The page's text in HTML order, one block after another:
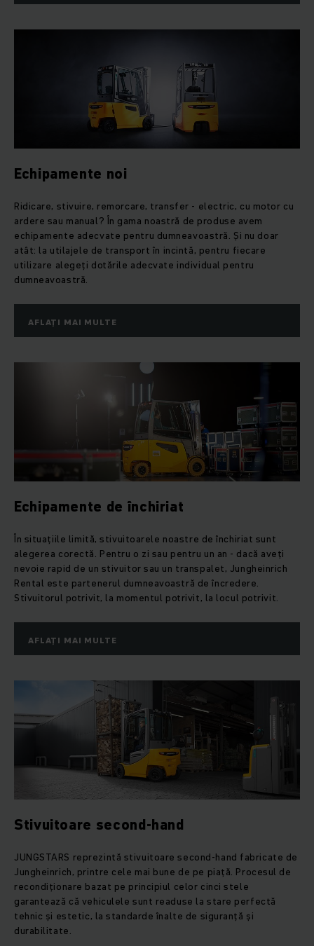
Echipamente noi
Ridicare, stivuire, remorcare, transfer - electric, cu motor cu
ardere sau manual? În gama noastră de produse avem
echipamente adecvate pentru dumneavoastră. Și nu doar
atât: la utilajele de transport în incintă, pentru fiecare
utilizare alegeți dotările adecvate individual pentru
dumneavoastră.
AFLAȚI MAI MULTE
Echipamente de închiriat
În situațiile limită, stivuitoarele noastre de închiriat sunt
alegerea corectă. Pentru o zi sau pentru un an - dacă aveți
nevoie rapid de un stivuitor sau un transpalet, Jungheinrich
Rental este partenerul dumneavoastră de încredere.
Stivuitorul potrivit, la momentul potrivit, la locul potrivit.
AFLAȚI MAI MULTE
Stivuitoare second-hand
JUNGSTARS reprezintă stivuitoare second-hand fabricate de
Jungheinrich, printre cele mai bune de pe piață. Procesul de
recondiționare bazat pe principiul celor cinci stele
garantează că vehiculele sunt readuse la stare perfectă
tehnic și estetic, la standarde înalte de siguranță și
durabilitate.